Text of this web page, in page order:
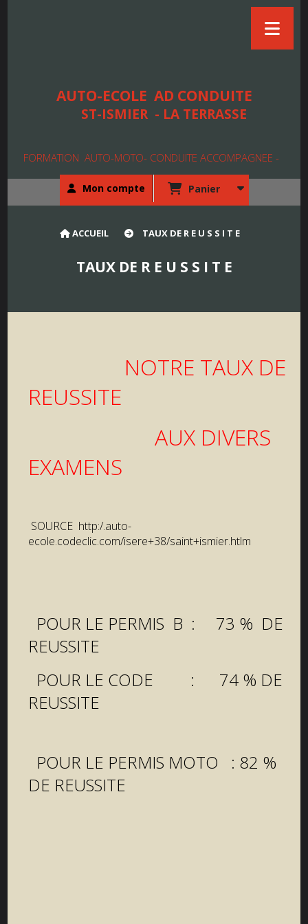
AUTO-ECOLE AD CONDUITE
ST-ISMIER - LA TERRASSE
FORMATION AUTO-MOTO- CONDUITE ACCOMPAGNEE -
Mon compte Panier
ACCUEIL TAUX DE R E U S S I T E
TAUX DE R E U S S I T E
NOTRE TAUX DE
REUSSITE
AUX DIVERS
EXAMENS
SOURCE http:/.auto-
ecole.codeclic.com/isere+38/saint+ismier.htlm
POUR LE PERMIS B : 73 % DE
REUSSITE
POUR LE CODE : 74 % DE
REUSSITE
POUR LE PERMIS MOTO : 82 %
DE REUSSITE